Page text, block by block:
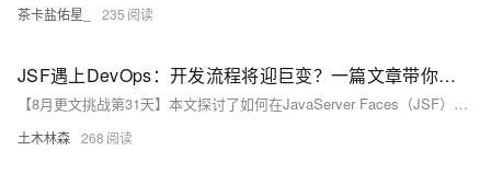
茶卡盐佑星_ 235
JSF遇上DevOps：开发流程将迎巨变？一篇文章带你领略高效协同的魅力！
【8月更文挑战第31天】本文探讨了如何在JavaServer Faces（JSF）开发中融入DevOps文化，通过持续集成与部署、自动化测试、监控与日志记录及反馈机制，提升软件交付速度与质量。文中详细介绍了使用Jenkins进行自动化部署、JUnit与Selenium进行自动化测试、ELK Stack进行日志监控的具体方法，并强调了持续改进的重要性。
土木林森 268